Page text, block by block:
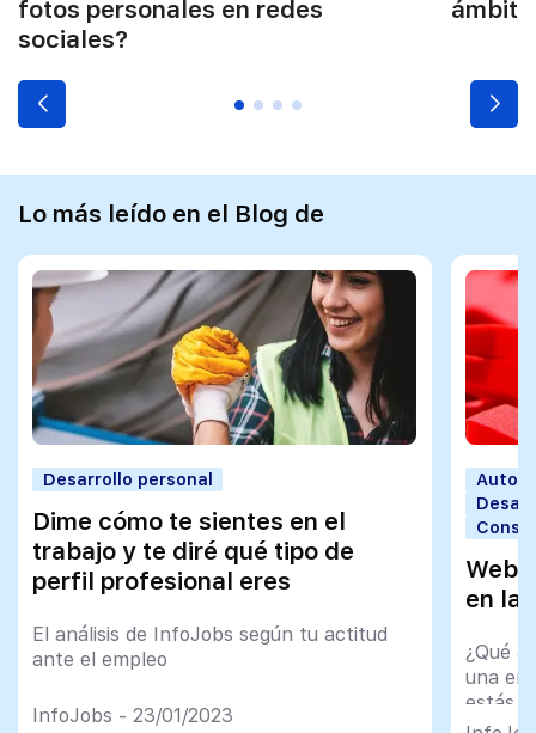
fotos personales en redes
sociales?
Lo más leído en el Blog de
Desarrollo personal
Dime cómo te sientes en el
trabajo y te diré qué tipo de
perfil profesional eres
El análisis de InfoJobs según tu actitud
ante el empleo
InfoJobs - 23/01/2023
en la
¿Qué
una
estás
al